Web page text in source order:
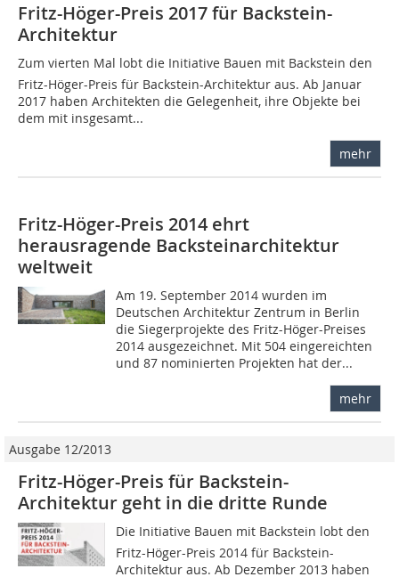
Fritz-Höger-Preis 2017 für Backstein-
Architektur
Zum vierten Mal lobt die Initiative Bauen mit Backstein den
Fritz-Höger-Preis für Backstein-Architektur aus. Ab Januar
2017 haben Architekten die Gelegenheit, ihre Objekte bei
dem mit insgesamt...
mehr
Fritz-Höger-Preis 2014 ehrt
herausragende Backsteinarchitektur
weltweit
Am 19. September 2014 wurden im
Deutschen Architektur Zentrum in Berlin
die Siegerprojekte des Fritz-Höger-Preises
2014 ausgezeichnet. Mit 504 eingereichten
und 87 nominierten Projekten hat der...
mehr
Ausgabe 12/2013
Fritz-Höger-Preis für Backstein-
Architektur geht in die dritte Runde
Die Initiative Bauen mit Backstein lobt den
Fritz-Höger-Preis 2014 für Backstein-
Architektur aus. Ab Dezember 2013 haben